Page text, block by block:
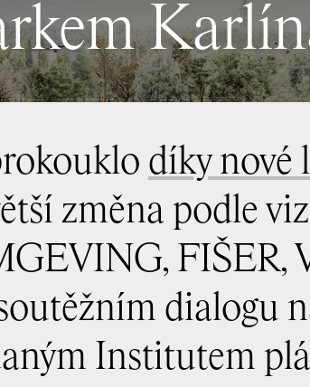
díky nové
změna podle
FIŠER,
dialogu
Institutem